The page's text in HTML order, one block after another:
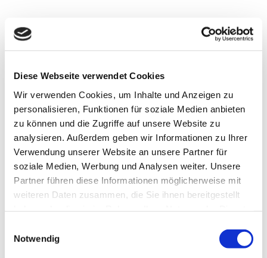
Diese Webseite verwendet Cookies
Wir verwenden Cookies, um Inhalte und Anzeigen zu
personalisieren, Funktionen für soziale Medien anbieten
zu können und die Zugriffe auf unsere Website zu
analysieren. Außerdem geben wir Informationen zu Ihrer
Verwendung unserer Website an unsere Partner für
soziale Medien, Werbung und Analysen weiter. Unsere
Partner führen diese Informationen möglicherweise mit
weiteren Daten zusammen, die Sie ihnen bereitgestellt
Notwendig
Gewährleistung einer komfortablen Nutzung unserer
Verbindungsaufbaus der Website,
Auswertung der Systemsicherheit und -stabilität
sowie
zu weiteren administrativen Zwecken im Rahmen der
Vertragserfüllung oder zur Erfüllung gesetzlicher oder
aufsichtsbehördlicher Anforderungen an uns.
Die Verarbeitung beruht auf Art. 6 I lit. a DSGVO, wenn Sie
mehrere bestimmte Zwecke gegeben haben.